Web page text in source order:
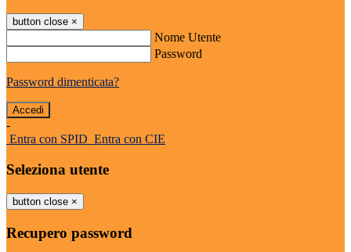
button close ×
Nome Utente
Password
Password dimenticata?
-
Entra con SPID Entra con CIE
Seleziona utente
button close ×
Recupero password